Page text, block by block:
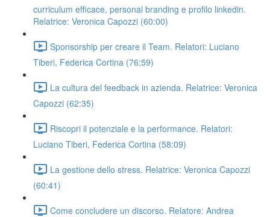
curriculum efficace, personal branding e profilo linkedin.
Relatrice: Veronica Capozzi (60:00)
Sponsorship per creare il Team. Relatori: Luciano
Tiberi, Federica Cortina (76:59)
La cultura del feedback in azienda. Relatrice: Veronica
Capozzi (62:35)
Riscopri il potenziale e la performance. Relatori:
Luciano Tiberi, Federica Cortina (58:09)
La gestione dello stress. Relatrice: Veronica Capozzi
(60:41)
Come concludere un discorso. Relatore: Andrea